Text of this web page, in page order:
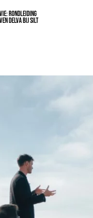
RONDLEIDING
DELVA BIJ SILT